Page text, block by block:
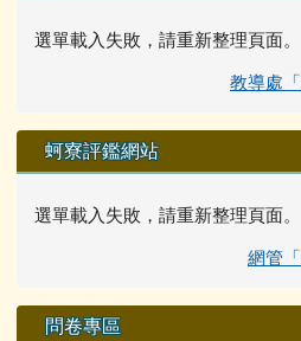
選單載入失敗，請重新整理頁面。
教導處
蚵寮評鑑網站
選單載入失敗，請重新整理頁面。
網管
問卷專區